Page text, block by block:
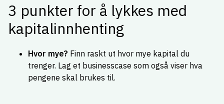
3 punkter for å lykkes med
kapitalinnhenting
Hvor mye? Finn raskt ut hvor mye kapital du
trenger. Lag et businesscase som også viser hva
pengene skal brukes til.